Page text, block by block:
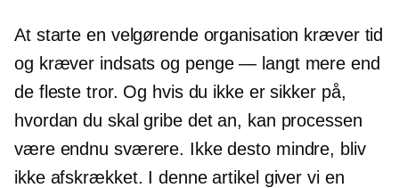
At starte en velgørende organisation kræver tid
og kræver indsats og penge — langtmere end
de fleste tror. Og hvis du ikke er sikker på,
hvordan du skal gribe det an, kan processen
være endnu sværere. Ikke desto mindre, bliv
ikke afskrækket. I denne artikel giver vi en